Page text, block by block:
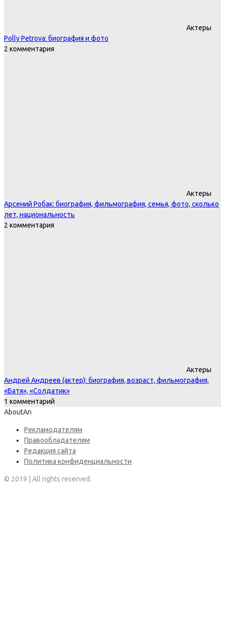
Актеры
Polly Petrova: биография и фото
2 комментария
Актеры
Арсений Робак: биография, фильмография, семья, фото, сколько
лет, национальность
2 комментария
Актеры
Андрей Андреев (актер): биография, возраст, фильмография,
«Батя», «Солдатик»
1 комментарий
AboutAn
Рекламодателям
Правообладателям
Редакция сайта
Политика конфиденциальности
© 2019 | All rights reserved.